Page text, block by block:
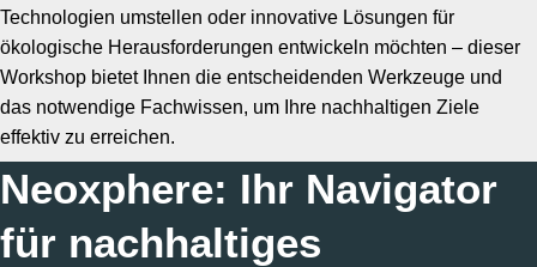
Technologien umstellen oder innovative Lösungen für
ökologische Herausforderungen entwickeln möchten – dieser
Workshop bietet Ihnen die entscheidenden Werkzeuge und
das notwendige Fachwissen, um Ihre nachhaltigen Ziele
effektiv zu erreichen.
Neoxphere: Ihr Navigator
für nachhaltiges